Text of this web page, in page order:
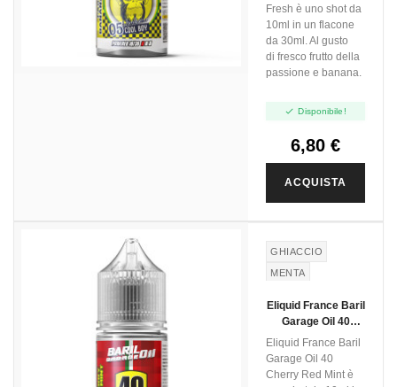
Fresh è uno shot da
10ml in un flacone
da 30ml. Al gusto
di fresco frutto della
passione e banana.
 Disponibile!
6,80 €
ACQUISTA
GHIACCIO
MENTA
CILIEGIA
Eliquid France Baril
Garage Oil 40
Cherry Red Mint -
Mini Shot 10+20
Eliquid France Baril
Garage Oil 40
Cherry Red Mint è